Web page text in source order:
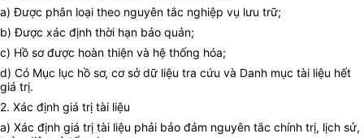
a) Được phân loại theo nguyên tắc nghiệp vụ lưu trữ;
b) Được xác định thời hạn bảo quản;
c) Hồ sơ được hoàn thiện và hệ thống hóa;
d) Có Mục lục hồ sơ, cơ sở dữ liệu tra cứu và Danh mục tài liệu hết
giá trị.
2. Xác định giá trị tài liệu
a) Xác định giá trị tài liệu phải bảo đảm nguyên tắc chính trị, lịch sử,